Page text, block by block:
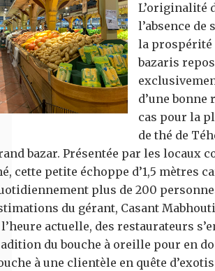
L’originalité
l’absence de
la prospérité
bazaris
d’une bonne
cas pour la
de thé de
bazar. Présentée par les locaux
cette petite échoppe d’1,5 mètres
plus de 200
du gérant, Casant
l’heure actuelle, des restaurateurs
du bouche à oreille pour en
à une clientèle en quête